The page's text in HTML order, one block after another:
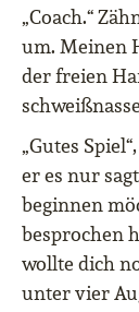
„Coach.“
um. Meinen
der freien
„Gutes
er es nur
beginnen
besprochen
wollte dich
unter vier